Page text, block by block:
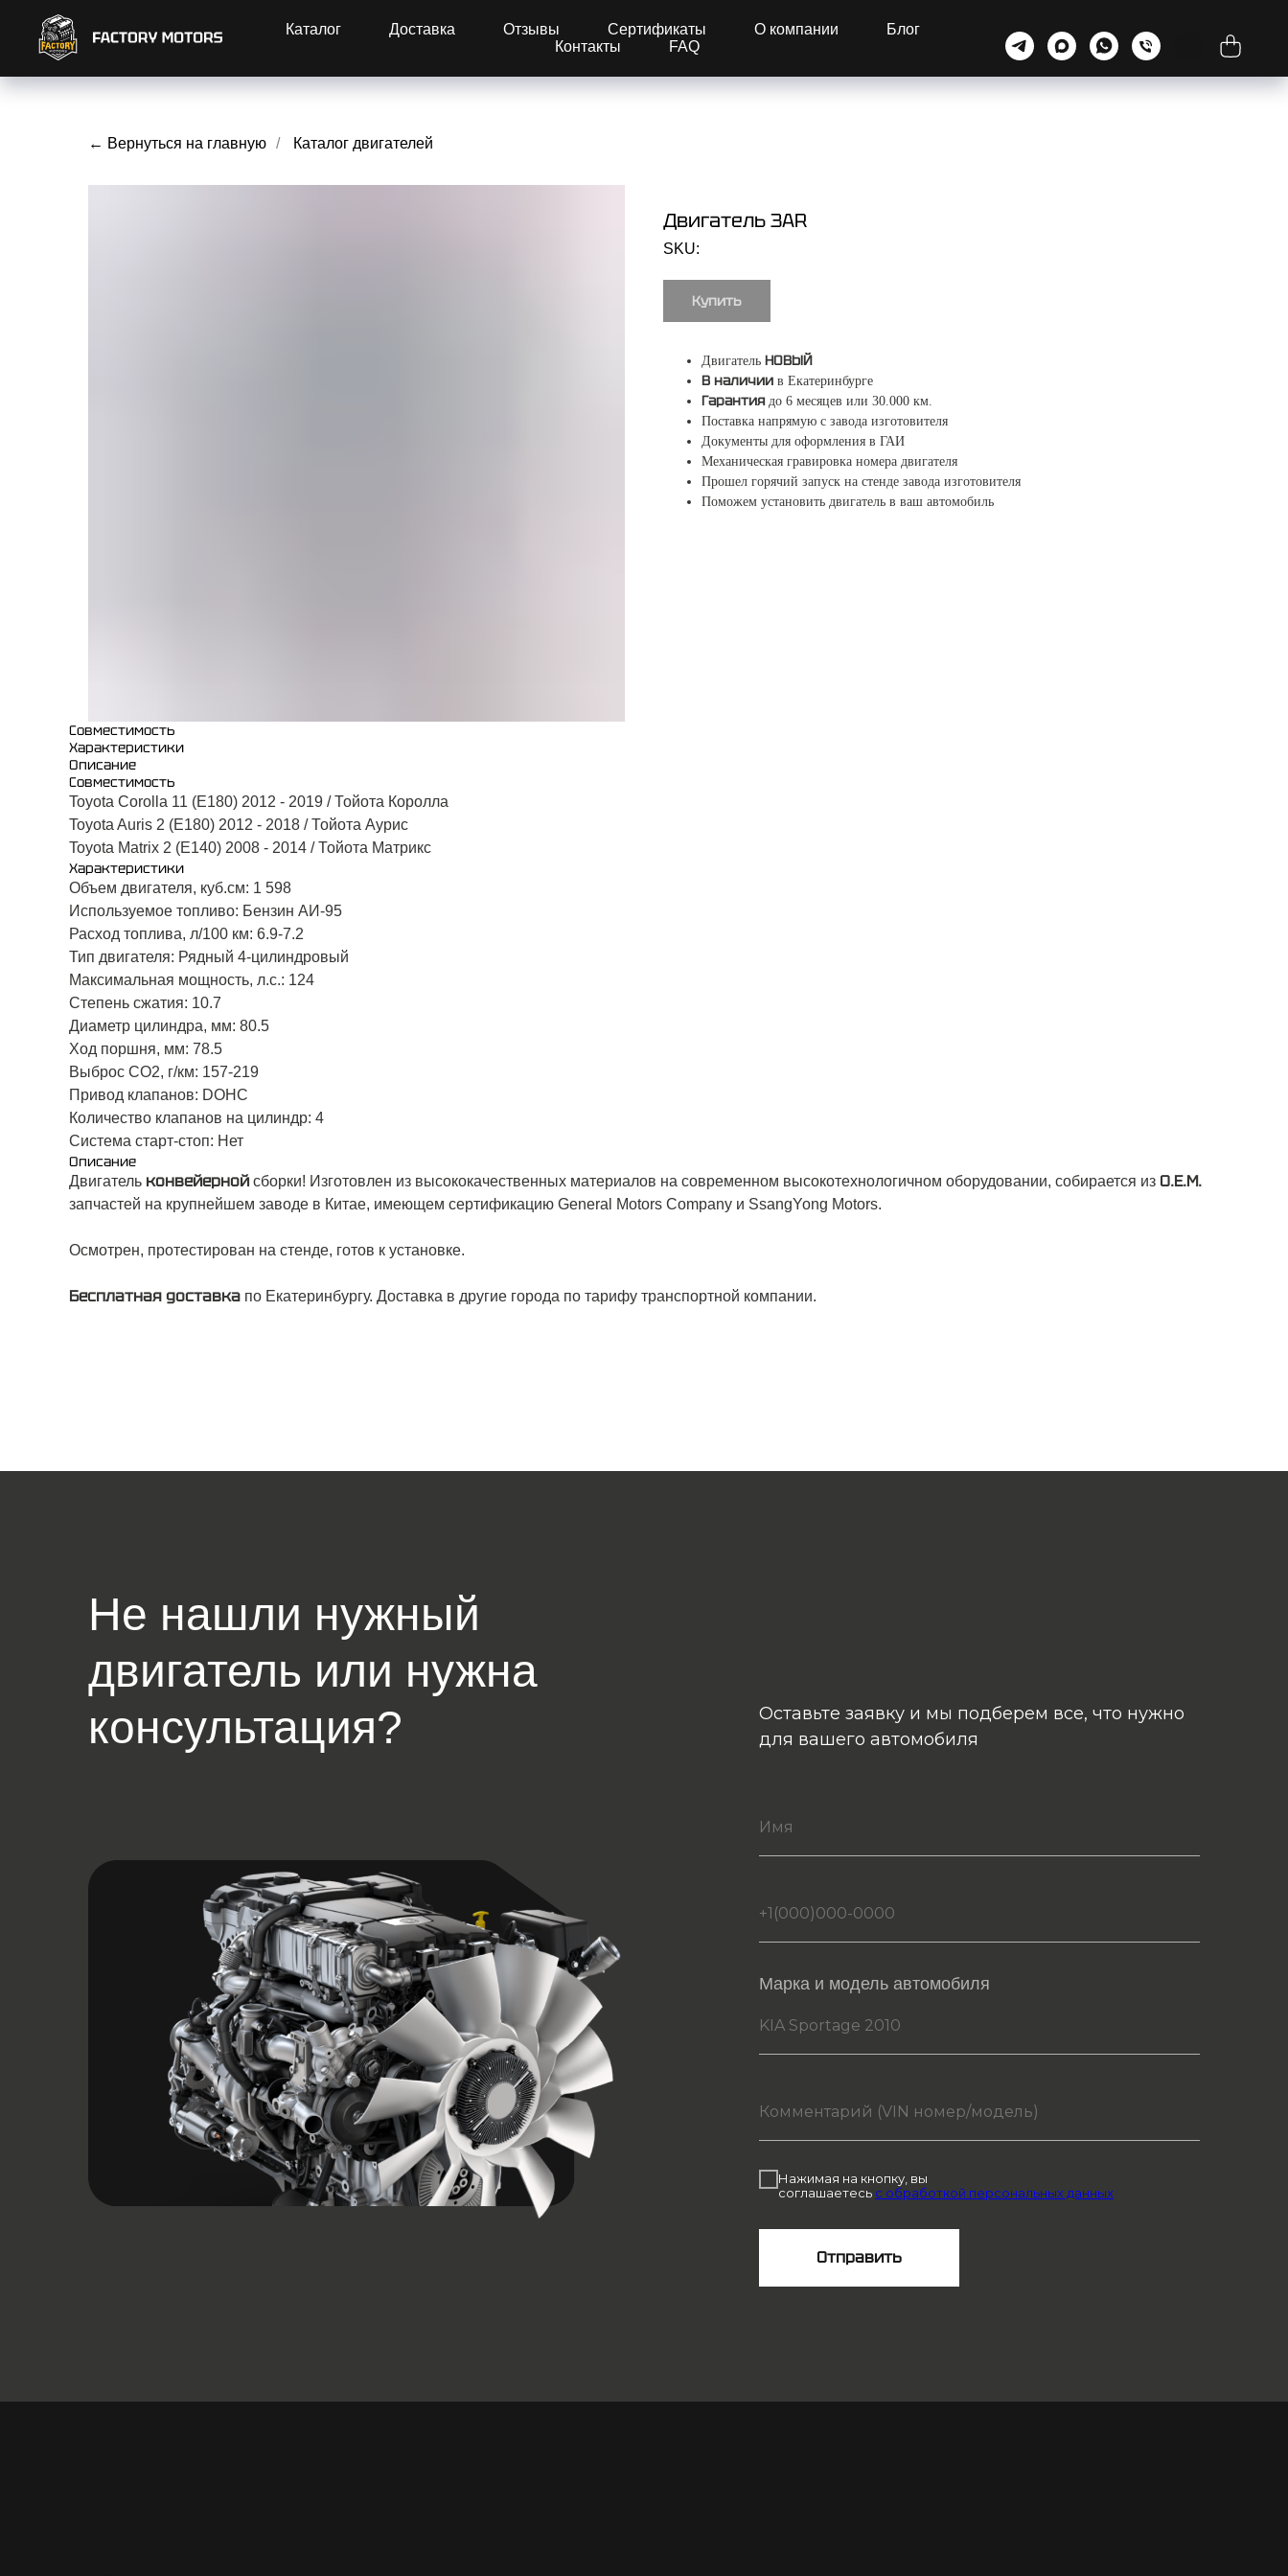
Каталог Доставка Отзывы Сертификаты О компании
Блог
Контакты
FAQ
← Вернуться на главную / Каталог двигателей
Двигатель ЗАR
SKU:
Купить
Двигатель НОВЫЙ
В наличии в Екатеринбурге
Гарантиядо 6 месяцев или 30.000 км.
Поставка напрямую с завода изготовителя
Документы для оформления в ГАИ
Механическая гравировка номера двигателя
Прошел горячий запуск на стенде завода изготовителя
Поможем установить двигатель в ваш автомобиль
Совместимость
Характеристики
Описание
Совместимость
Toyota Corolla 11 (E180) 2012 - 2019 / Тойота Королла​
Toyota Auris 2 (E180) 2012 - 2018 / Тойота Аурис​
Toyota Matrix 2 (E140) 2008 - 2014 / Тойота Матрикс
Характеристики
Объем двигателя, куб.см: 1 598
Используемое топливо: Бензин АИ-95
Расход топлива, л/100 км: 6.9-7.2
Тип двигателя: Рядный 4‑цилиндровый
Максимальная мощность, л.с.: 124
Степень сжатия: 10.7
Диаметр цилиндра, мм: 80.5
Ход поршня, мм: 78.5
Выброс CO2, г/км: 157-219
Привод клапанов: DOHC
Количество клапанов на цилиндр: 4
Система старт-стоп: Нет
Описание
Двигатель конвейерной сборки! Изготовлен из высококачественных материалов на современном высокотехнологичном оборудовании, собирается из О.Е.М.
запчастей на крупнейшем заводе в Китае, имеющем сертификацию General Motors Company и SsangYong Motors.
Осмотрен, протестирован на стенде, готов к установке.
Бесплатная доставка по Екатеринбургу. Доставка в другие города по тарифу транспортной компании.
Не нашли нужный
двигатель или нужна
консультация?
Оставьте заявку и мы подберем все, что нужно
для вашего автомобиля
Марка и модель автомобиля
Нажимая на кнопку, вы
соглашаетесь с обработкой персональных данных
Отправить